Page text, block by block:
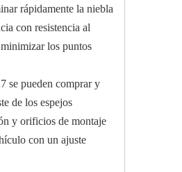
rápidamente la niebla
con resistencia al
los puntos
se pueden comprar y
de los espejos
y orificios de montaje
con un ajuste